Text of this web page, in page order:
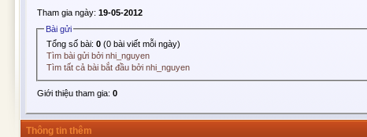
Tham gia ngày: 19-05-2012
Bài gửi
Tổng số bài:0 (0 bài viết mỗi ngày)
Tìm bài gửi bởi nhi_nguyen
Tìm tất cả bài bắt đầu bởi nhi_nguyen
Giới thiệu tham gia: 0
Thông tin thêm